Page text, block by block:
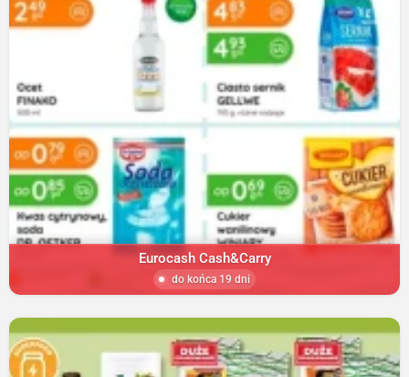
Eurocash Cash&Carry
do końca 19 dni